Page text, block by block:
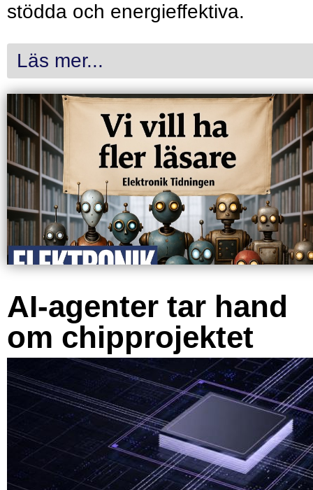
stödda och energieffektiva.
Läs mer...
AI-agenter tar hand
om chipprojektet